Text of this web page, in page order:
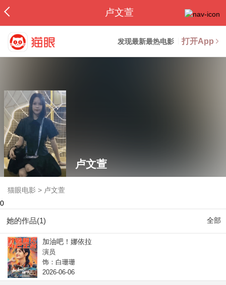
卢文萱
发现最新最热电影 打开App
卢文萱
猫眼电影 > 卢文萱
0
她的作品(1) 全部
加油吧！娜依拉
演员
饰：白珊珊
2026-06-06